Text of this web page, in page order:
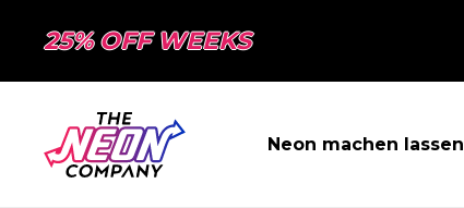
25% OFF WEEKS
Neon machen lassen